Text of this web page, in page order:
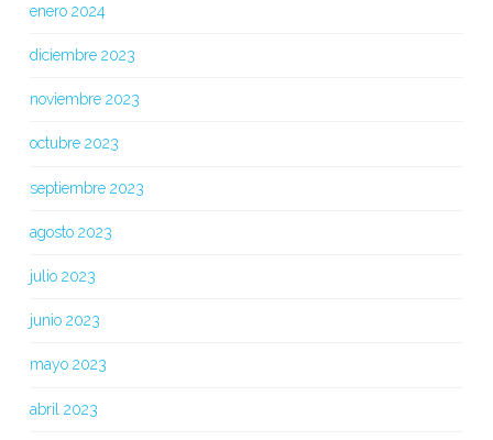
enero 2024
diciembre 2023
noviembre 2023
octubre 2023
septiembre 2023
agosto 2023
julio 2023
junio 2023
mayo 2023
abril 2023